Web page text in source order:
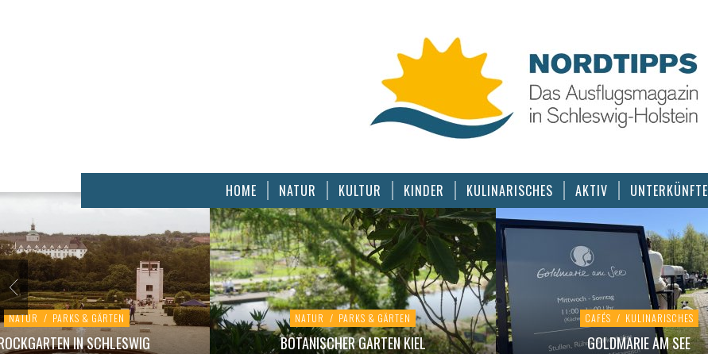
HOME NATUR KULTUR KINDER KULINARISCHES AKTIV UNTERKÜNFTE
NATUR / PARKS & GÄRTEN
IN SCHLESWIG
NATUR / PARKS & GÄRTEN
BOTANISCHER GARTEN KIEL
CAFÉS / KULINARISCHES
GOLDMARIE AM SEE